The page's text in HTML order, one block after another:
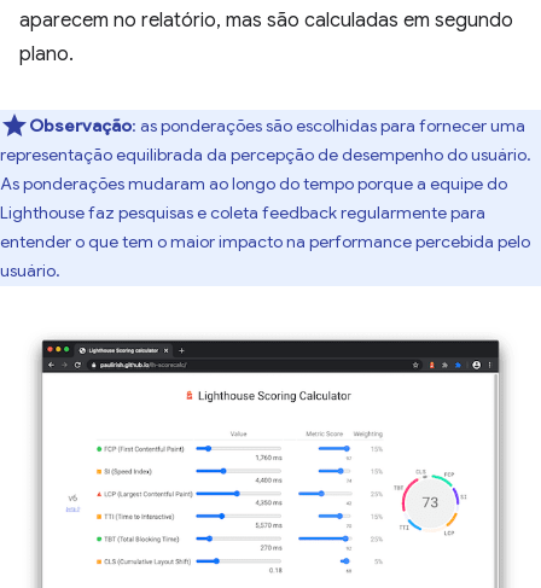
aparecem no relatório, mas são calculadas em segundo
plano.
Observação: as ponderações são escolhidas para fornecer uma
representação equilibrada da percepção de desempenho do usuário.
As ponderações mudaram ao longo do tempo porque a equipe do
Lighthouse faz pesquisas e coleta feedback regularmente para
entender o que tem o maior impacto na performance percebida pelo
usuário.